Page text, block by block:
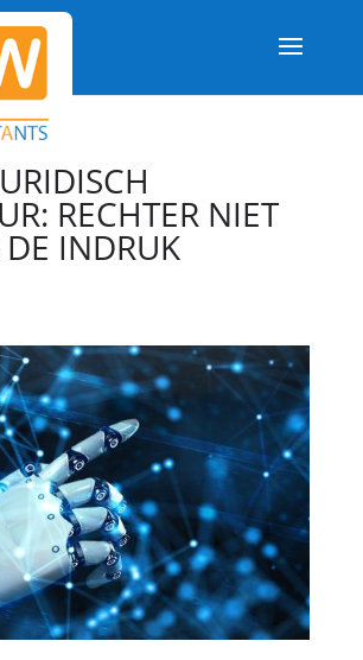
RECHTER NIET
INDRUK